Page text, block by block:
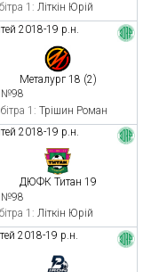
1: Літкін Юрій
2018-19 р.н.
Металург 18 (2)
№98
1: Трішин Роман
2018-19 р.н.
ДЮФК Титан 19
№98
1: Літкін Юрій
2018-19 р.н.